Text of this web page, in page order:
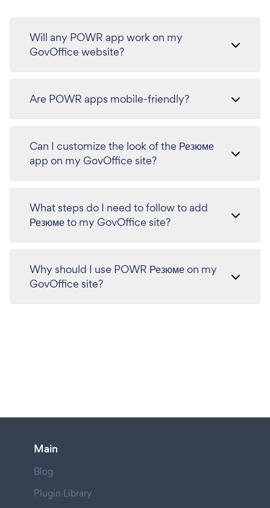
Will any POWR app work on my
GovOffice website?
Are POWR apps mobile-friendly?
Can I customize the look of the Резюме
app on my GovOffice site?
What steps do I need to follow to add
Резюме to my GovOffice site?
Why should I use POWR Резюме on my
GovOffice site?
Main
Blog
Plugin Library